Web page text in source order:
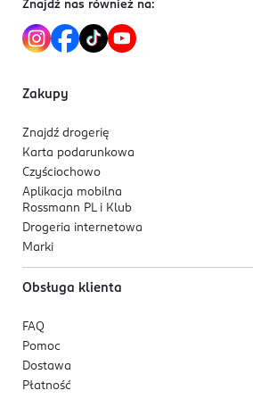
CROSSPOLYMER, HIBISCUS
EXTRACT, ASTAXANTHIN, ROSA
EXTRACT, PANCRATIUM MARITIMUM
Znajdź nas również na:
Zakupy
Znajdź drogerię
Karta podarunkowa
Czyściochowo
Aplikacja mobilna
Rossmann PL i Klub
Drogeria internetowa
Marki
Obsługa klienta
FAQ
Pomoc
Dostawa
Płatność